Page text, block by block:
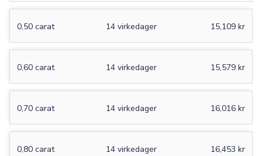
0,50 carat 15,109 kr
14 virkedager
0,60 carat 15,579 kr
14 virkedager
0,70 carat 16,016 kr
14 virkedager
0,80 carat 16,453 kr
14 virkedager